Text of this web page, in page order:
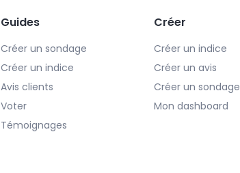
Guides
Créer un sondage
Créer un indice
Avis clients
Voter
Témoignages
Créer
Créer un indice
Créer un avis
Créer un sondage
Mon dashboard